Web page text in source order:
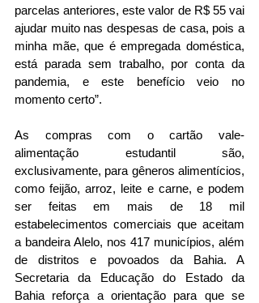
parcelas anteriores, este valor de R$ 55 vai
ajudar muito nas despesas de casa, pois a
minha mãe, que é empregada doméstica,
está parada sem trabalho, por conta da
pandemia, e este benefício veio no
momento certo”.
As compras com o cartão vale-
alimentação estudantil são,
exclusivamente, para gêneros alimentícios,
como feijão, arroz, leite e carne, e podem
ser feitas em mais de 18 mil
estabelecimentos comerciais que aceitam
a bandeira Alelo, nos 417 municípios, além
de distritos e povoados da Bahia. A
Secretaria da Educação do Estado da
Bahia reforça a orientação para que se